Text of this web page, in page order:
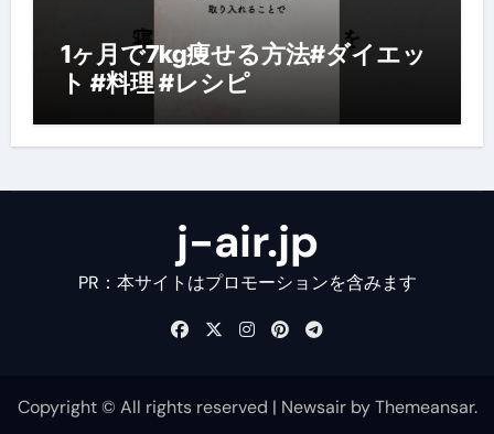
1ヶ月で7kg痩せる方法#ダイエッ
ト #料理 #レシピ
j-air.jp
PR：本サイトはプロモーションを含みます
Copyright © All rights reserved | NewsairbyThemeansar.